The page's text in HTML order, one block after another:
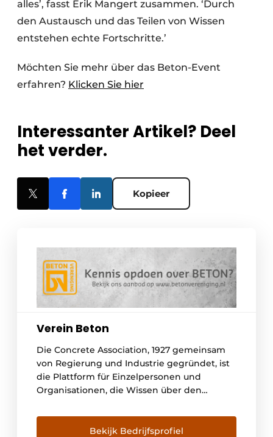
alles’, fasst Erik Mangert zusammen. ‘Durch
den Austausch und das Teilen von Wissen
entstehen echte Fortschritte.’
Möchten Sie mehr über das Beton-Event
erfahren? Klicken Sie hier
Interessanter Artikel? Deel
het verder.
Kopieer
Verein Beton
Die Concrete Association, 1927 gemeinsam
von Regierung und Industrie gegründet, ist
die Plattform für Einzelpersonen und
Organisationen, die Wissen über den
bildet durch die Zusammensetzung seiner
Mitglieder eine Wissensinfrastruktur zum
Bekijk Bedrijfsprofiel